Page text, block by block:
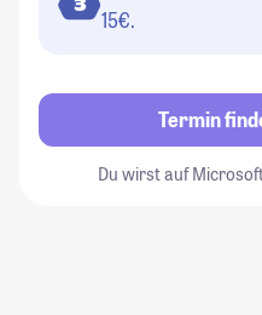
15€.
Termin
Du wirst auf